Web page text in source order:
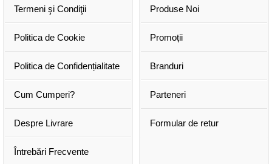
Termeni şi Condiţii
Politica de Cookie
Politica de Confidențialitate
Cum Cumperi?
Despre Livrare
Întrebări Frecvente
Produse Noi
Promoții
Branduri
Parteneri
Formular de retur